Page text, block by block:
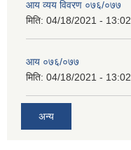
आय व्यय विवरण ०७६/०७७
मिति: 04/18/2021 - 13:02
आय ०७६/०७७
मिति: 04/18/2021 - 13:02
अन्य